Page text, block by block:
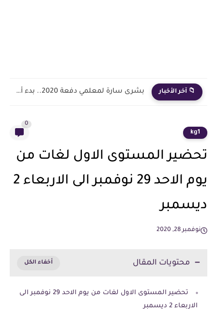
📁 آخر الأخبار بشرى سارة لمعلمي دفعة 2020.. بدء أول خطوة رسمية في...
kg1
0
تحضير المستوى الاول لغات من
يوم الاحد 29 نوفمبر الى الاربعاء 2
ديسمبر
نوفمبر 28, 2020
محتويات المقال
تحضير المستوى الاول لغات من يوم الاحد 29 نوفمبر الى
الاربعاء 2 ديسمبر